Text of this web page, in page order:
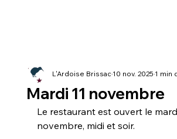
Mardi 11 novembre
L'Ardoise Brissac10 nov. 20251 min
Le restaurant est ouvert le
novembre, midi et soir.